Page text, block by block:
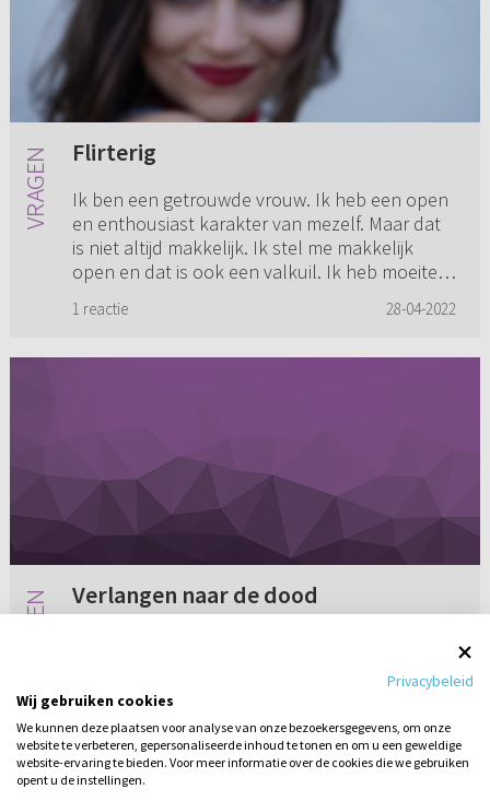
Flirterig
Ik ben een getrouwde vrouw. Ik heb een open
en enthousiast karakter van mezelf. Maar dat
is niet altijd makkelijk. Ik stel me makkelijk
open en dat is ook een valkuil. Ik heb moeite
1 reactie 28-04-2022
Verlangen naar de dood
maken. Dat verlangen heb ik namelijk ook en
het stijgt een beetje boven mijn hoofd. Aan de
ene kant geeft het rust om ...
2 reacties 28-04-2011
Privacybeleid
Wij gebruiken cookies
We kunnen deze plaatsen voor analyse van onze bezoekersgegevens, om onze
website te verbeteren, gepersonaliseerde inhoud te tonen en om u een geweldige
website-ervaring te bieden. Voor meer informatie over de cookies die we gebruiken
opent u de instellingen.